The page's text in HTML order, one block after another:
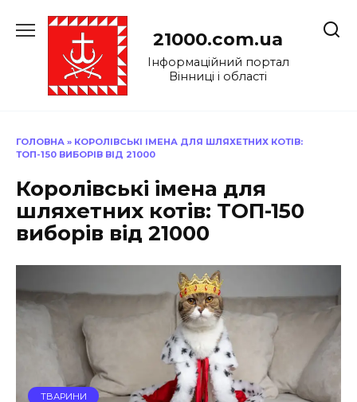
до
21000.com.ua
Інформаційний портал
Вінниці і області
ГОЛОВНА » КОРОЛІВСЬКІ ІМЕНА ДЛЯ ШЛЯХЕТНИХ КОТІВ:
ТОП-150 ВИБОРІВ ВІД 21000
Королівські імена для
шляхетних котів: ТОП-150
виборів від 21000
ТВАРИНИ